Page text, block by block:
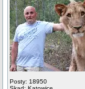
Posty: 18950